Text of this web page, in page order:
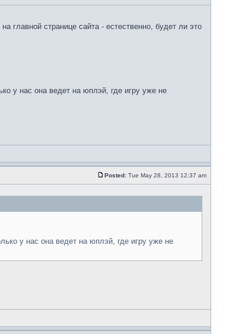
главной странице сайта - естественно, будет ли это
у нас она ведет на юплэй, где игру уже не
Posted: Tue May 28, 2013 12:37 am
у нас она ведет на юплэй, где игру уже не